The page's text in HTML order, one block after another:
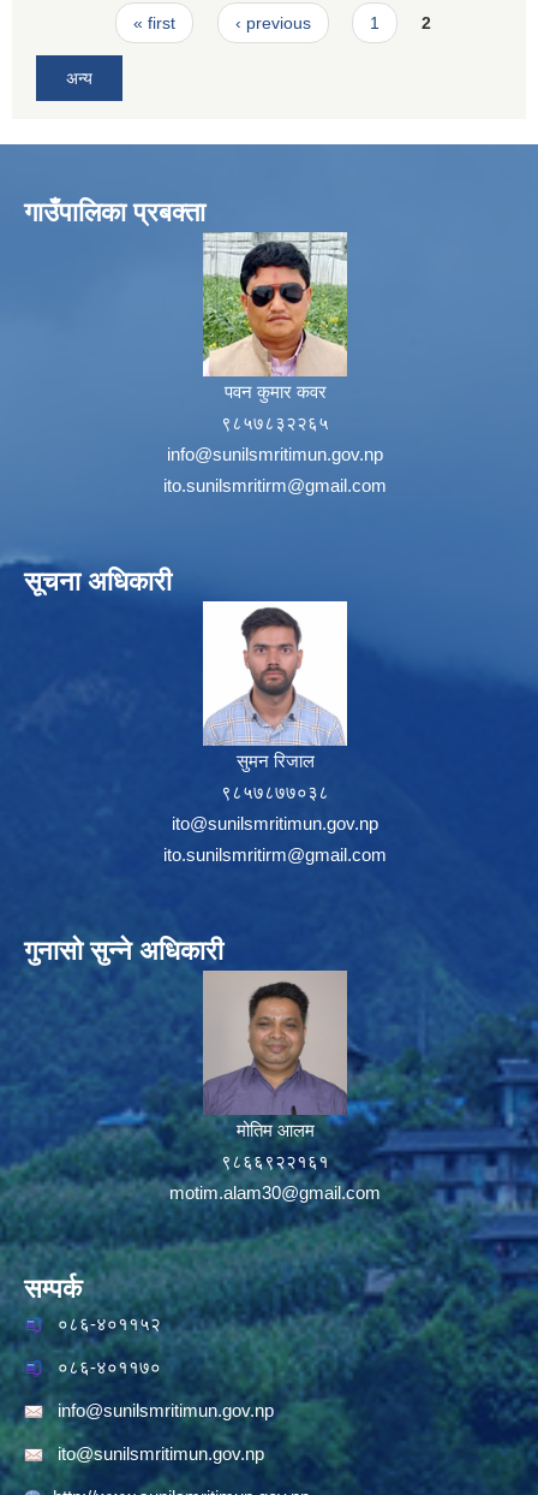
Pages« first ‹ previous 1 2
अन्य
गाउँपालिका प्रबक्ता
पवन कुमार कवर
९८५७८३२२६५
info@sunilsmritimun.gov.np
ito.sunilsmritirm@gmail.com
सूचना अधिकारी
सुमन रिजाल
९८५७८७७०३८
ito@sunilsmritimun.gov.np
ito.sunilsmritirm@gmail.com
गुनासो सुन्ने अधिकारी
मोतिम आलम
९८६६९२२१६१
motim.alam30@gmail.com
सम्पर्क
०८६-४०११५२
०८६-४०११७०
info@sunilsmritimun.gov.np
ito@sunilsmritimun.gov.np